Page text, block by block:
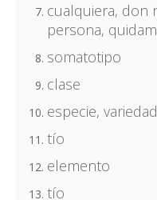
cualquiera, don
persona,
somatotipo
clase
especie, variedad
tío
elemento
tío